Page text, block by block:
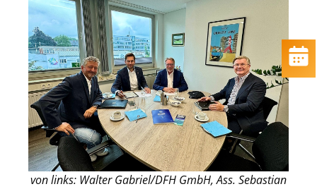
von links: Walter Gabriel/DFH GmbH, Ass. Sebastian